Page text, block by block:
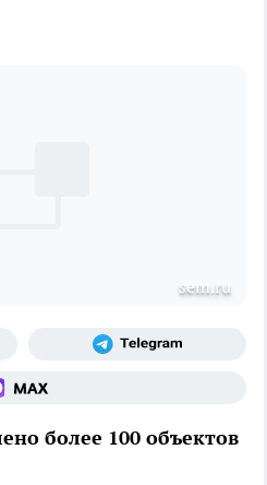
sem.ru
более 100 объектов